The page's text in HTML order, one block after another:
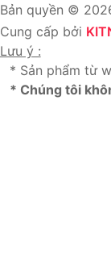
Bản quyền ©
Cung cấp bởi
Lưu ý :
* Sản phẩm từ
* Chúng tôi